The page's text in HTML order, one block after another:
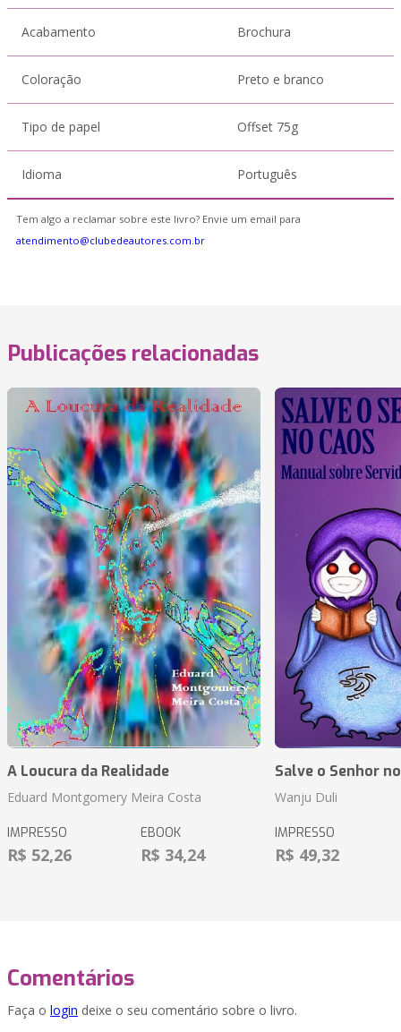
Acabamento Brochura
Coloração Preto e branco
Tipo de papel Offset 75g
Idioma Português
Tem algo a reclamar sobre este livro? Envie um email para
atendimento@clubedeautores.com.br
Publicações relacionadas
A Loucura da Realidade
Eduard Montgomery Meira Costa
IMPRESSO
R$ 52,26
EBOOK
R$ 34,24
Salve o Senhor
Wanju Duli
IMPRESSO
R$ 49,32
Comentários
Faça o login deixe o seu comentário sobre o livro.